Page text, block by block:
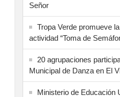
Señor
Tropa Verde promueve
actividad “Toma de
20 agrupaciones
Municipal de Danza en El
Ministerio de Educación